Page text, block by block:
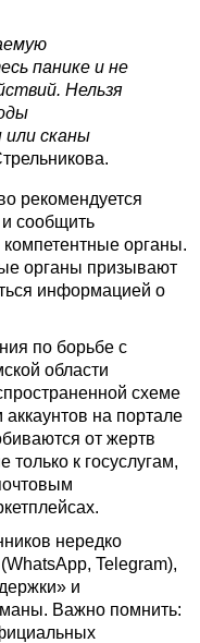
панике и не
Нельзя
или сканы
рекомендуется
сообщить
органы.
органы призывают
информацией о
по борьбе с
области
схеме
на портале
от жертв
только к госуслугам,
нередко
Telegram),
и
Важно помнить: